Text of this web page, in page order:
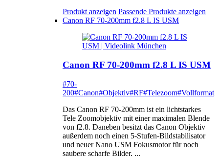
Produkt anzeigen Passende Produkte anzeigen
Canon RF 70-200mm f2.8 L IS USM
Canon RF 70-200mm f2.8 L IS USM
#70-
200#Canon#Objektiv#RF#Telezoom#Vollformat
Das Canon RF 70-200mm ist ein lichtstarkes
Tele Zoomobjektiv mit einer maximalen Blende
von f2.8. Daneben besitzt das Canon Objektiv
außerdem noch einen 5-Stufen-Bildstabilisator
und neuer Nano USM Fokusmotor für noch
saubere scharfe Bilder. ...